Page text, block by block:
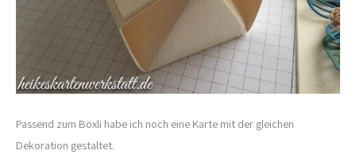
Passend zum Böxli habe ich noch eine Karte mit der gleichen
Dekoration gestaltet.